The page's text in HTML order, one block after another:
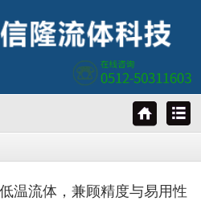
温流体，兼顾精度与易用性